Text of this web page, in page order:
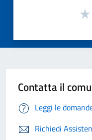
Contatta il
Leggi le
Richiedi